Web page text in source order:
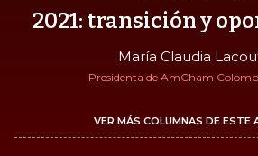
2021: transición y
María Claudia
Presidenta de AmCham
VER MÁS COLUMNAS DE ESTE